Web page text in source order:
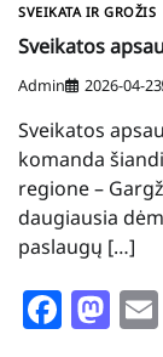
SVEIKATA IR GROŽIS
Sveikatos
Admin 2026-04-23
Sveikatos
komanda
regione –
daugiausia
paslaugų […]